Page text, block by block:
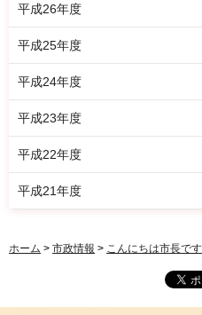
平成26年度
平成25年度
平成24年度
平成23年度
平成22年度
平成21年度
ホーム > 市政情報 > こんにちは市長です